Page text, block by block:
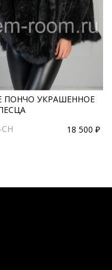
ПОНЧО УКРАШЕННОЕ
18 500 ₽